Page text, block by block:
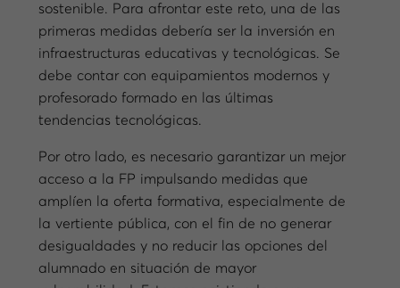
sostenible. Para afrontar este reto, una de las
primeras medidas debería ser la inversión en
infraestructuras educativas y tecnológicas. Se
debe contar con equipamientos modernos y
profesorado formado en las últimas
tendencias tecnológicas.
Por otro lado, es necesario garantizar un mejor
acceso a la FP impulsando medidas que
amplíen la oferta formativa, especialmente de
la vertiente pública, con el fin de no generar
desigualdades y no reducir las opciones del
alumnado en situación de mayor